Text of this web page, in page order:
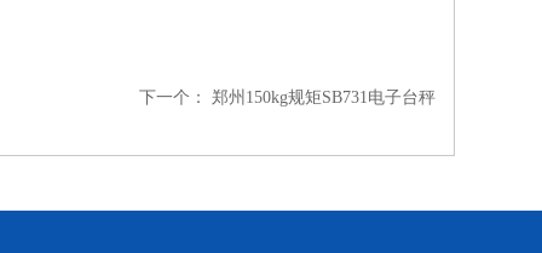
下一个： 郑州150kg规矩SB731电子台秤